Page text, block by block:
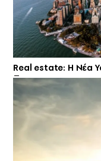
Real estate: H Νέα